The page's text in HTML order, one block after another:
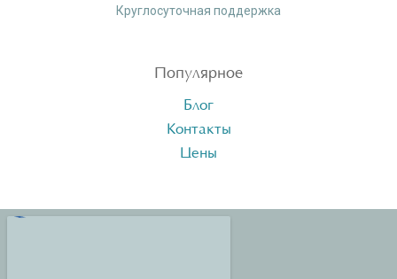
Круглосуточная поддержка
Популярное
Блог
Контакты
Цены